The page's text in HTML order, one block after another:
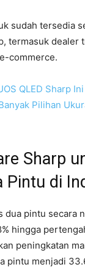
sudah tersedia
termasuk dealer
commerce.
QLED Sharp
Pilihan
Sharp
Pintu di
dua pintu secara
hingga
peningkatan
pintu menjadi